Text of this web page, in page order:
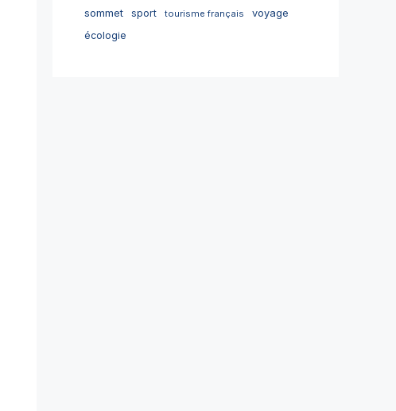
sommet
sport tourisme français
voyage
écologie